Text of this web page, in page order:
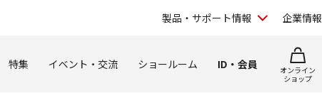
製品・サポート情報 企業情報
特集 イベント・交流 ショールーム ID・会員
オンライン
ショップ